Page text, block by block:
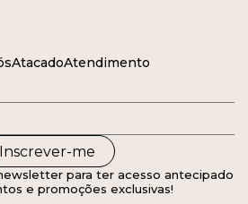
AtacadoAtendimento
Inscrever-me
para ter acesso antecipado
e promoções exclusivas!